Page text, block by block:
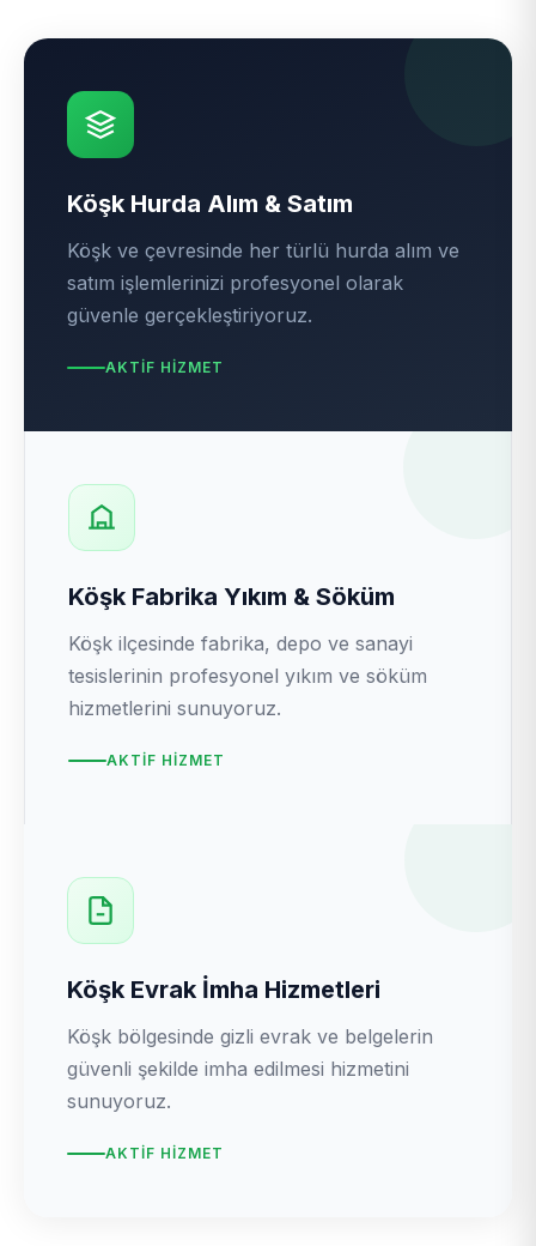
Köşk Hurda Alım & Satım
Köşk ve çevresinde her türlü hurda alım ve
satım işlemlerinizi profesyonel olarak
güvenle gerçekleştiriyoruz.
AKTIF HIZMET
Köşk Fabrika Yıkım & Söküm
Köşk ilçesinde fabrika, depo ve sanayi
tesislerinin profesyonel yıkım ve söküm
hizmetlerini sunuyoruz.
AKTIF HIZMET
Köşk Evrak İmha Hizmetleri
Köşk bölgesinde gizli evrak ve belgelerin
güvenli şekilde imha edilmesi hizmetini
sunuyoruz.
AKTIF HIZMET